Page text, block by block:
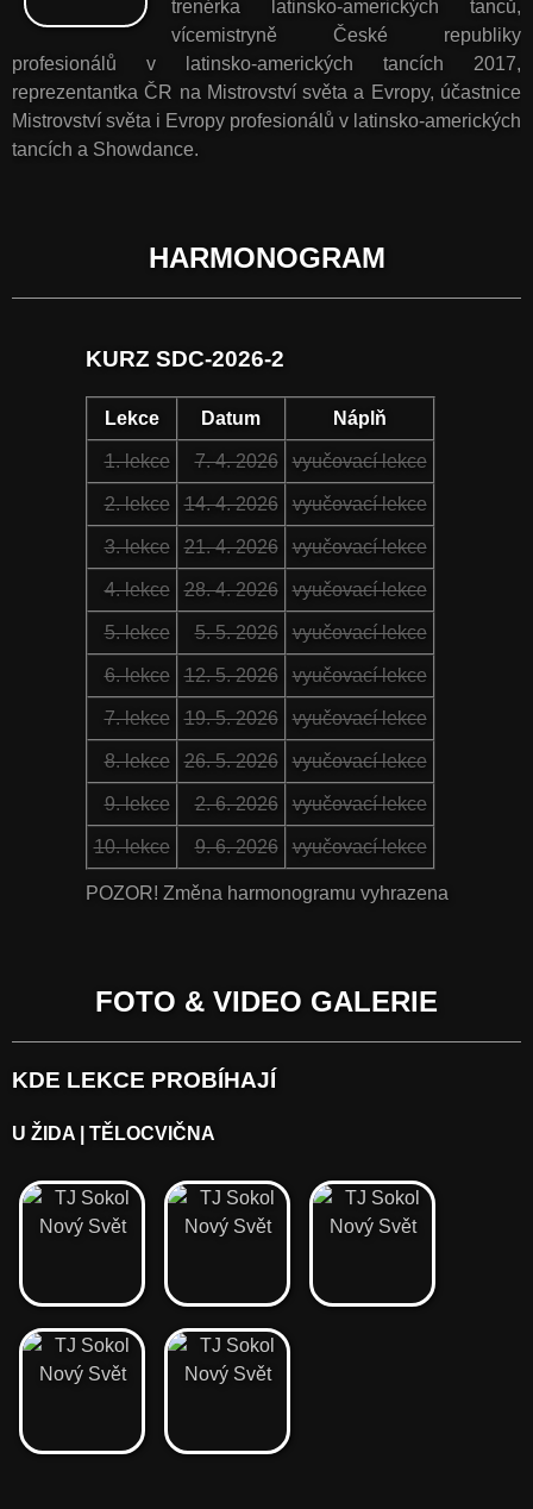
trenérka latinsko-amerických tanců,
vícemistryně České republiky
profesionálů v latinsko-amerických tancích 2017,
reprezentantka ČR na Mistrovství světa a Evropy, účastnice
Mistrovství světa i Evropy profesionálů v latinsko-amerických
tancích a Showdance.
HARMONOGRAM
KURZ SDC-2026-2
Lekce Datum Náplň
1. lekce 7. 4. 2026 vyučovací lekce
2. lekce 14. 4. 2026 vyučovací lekce
3. lekce 21. 4. 2026 vyučovací lekce
4. lekce 28. 4. 2026 vyučovací lekce
5. lekce 5. 5. 2026 vyučovací lekce
6. lekce 12. 5. 2026 vyučovací lekce
7. lekce 19. 5. 2026 vyučovací lekce
8. lekce 26. 5. 2026 vyučovací lekce
9. lekce 2. 6. 2026 vyučovací lekce
10. lekce 9. 6. 2026 vyučovací lekce
POZOR! Změna harmonogramu vyhrazena
FOTO & VIDEO GALERIE
KDE LEKCE PROBÍHAJÍ
U ŽIDA | TĚLOCVIČNA